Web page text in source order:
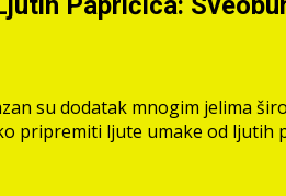
su dodatak mnogim jelima
pripremiti ljute umake od